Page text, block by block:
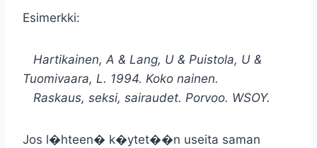
Esimerkki:
Hartikainen, A & Lang, U & Puistola, U &
Tuomivaara, L. 1994. Koko nainen.
Raskaus, seksi, sairaudet. Porvoo. WSOY.
Jos l�hteen� k�ytet��n useita saman